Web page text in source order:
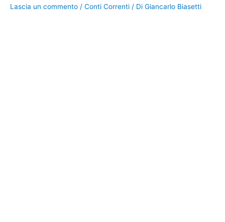
Lascia un commento / Conti Correnti / Di Giancarlo Biasetti